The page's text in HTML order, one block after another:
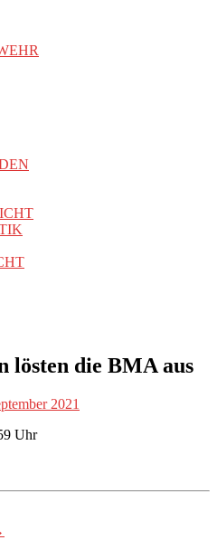
lösten die BMA aus
2021
Uhr